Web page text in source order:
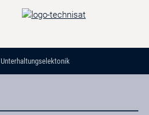
Unterhaltungselektonik